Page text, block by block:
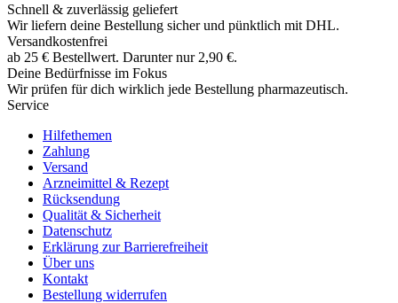
Schnell & zuverlässig geliefert
Wir liefern deine Bestellung sicher und pünktlich mit DHL.
Versandkostenfrei
ab 25 € Bestellwert. Darunter nur 2,90 €.
Deine Bedürfnisse im Fokus
Wir prüfen für dich wirklich jede Bestellung pharmazeutisch.
Service
Hilfethemen
Zahlung
Versand
Arzneimittel & Rezept
Rücksendung
Qualität & Sicherheit
Datenschutz
Erklärung zur Barrierefreiheit
Über uns
Kontakt
Bestellung widerrufen